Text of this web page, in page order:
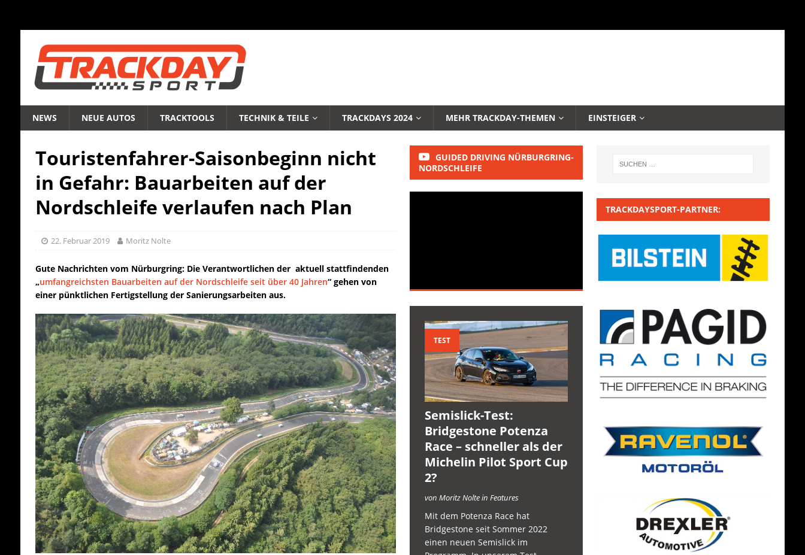
NEWS NEUE AUTOS TRACKTOOLS TECHNIK & TEILE TRACKDAYS 2024 MEHR TRACKDAY-THEMEN EINSTEIGER
Touristenfahrer-Saisonbeginn nicht
in Gefahr: Bauarbeiten auf der
Nordschleife verlaufen nach Plan
22. Februar 2019 Moritz Nolte
Gute Nachrichten vom Nürburgring: Die Verantwortlichen der aktuell stattfindenden
„umfangreichsten Bauarbeiten auf der Nordschleife seit über 40 Jahren“ gehen von
einer pünktlichen Fertigstellung der Sanierungsarbeiten aus.
GUIDED DRIVING NÜRBURGRING-
NORDSCHLEIFE
TEST
Semislick-Test:
Bridgestone Potenza
Race – schneller als der
Michelin Pilot Sport Cup
2?
von Moritz Nolte in Features
Mit dem Potenza Race hat
Bridgestone seit Sommer 2022
einen neuen Semislick im
TRACKDAYSPORT-PARTNER: